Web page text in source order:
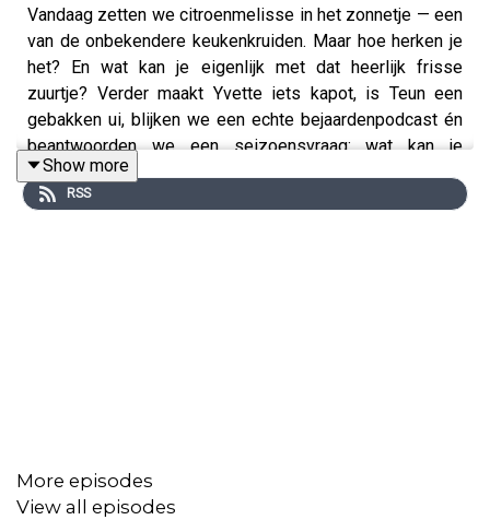
Vandaag zetten we citroenmelisse in het zonnetje — een
van de onbekendere keukenkruiden. Maar hoe herken je
het? En wat kan je eigenlijk met dat heerlijk frisse
zuurtje? Verder maakt Yvette iets kapot, is Teun een
gebakken ui, blijken we een echte bejaardenpodcast én
beantwoorden we een seizoensvraag: wat kan je
allemaal doen met meiraap? Je hoort het in Etenstijd!
Matt Sleeps: Ga naar
code ETEN voor een extra korting bovenop de huidige
Show more
RSS
More episodes
View all episodes